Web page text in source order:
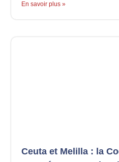
En savoir plus »
Ceuta et Melilla : la